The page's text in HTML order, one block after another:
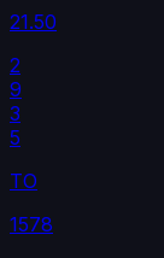
21.50
2
9
3
5
TO
1578